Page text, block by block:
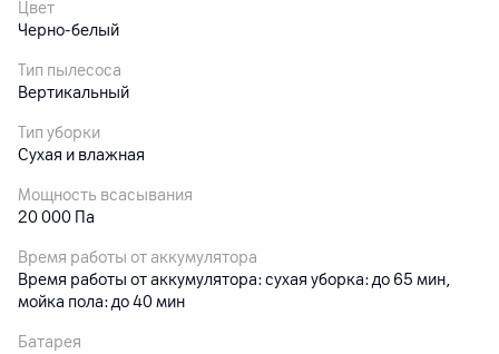
Цвет
Черно-белый
Тип пылесоса
Вертикальный
Тип уборки
Сухая и влажная
Мощность всасывания
20 000 Па
Время работы от аккумулятора
Время работы от аккумулятора: cухая уборка: до 65 мин,
мойка пола: до 40 мин
Батарея